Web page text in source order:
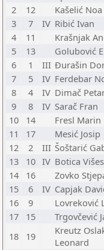
2
12 Kašelić Noa
3
7 IV Ribić Ivan
4
11 Krašnjak
5
13 Golubović
6
1 III Đurašin
7
5 IV Ferdebar
8
4 IV Dimač
9
8 IV Sarač Fran
10
14 Fresl Marin
11
17 Mesić Josip
12
2 III Šoštarić
13
10 IV Botica
14
16 Zovko
15
6 IV Capjak
16
9 Lovreković
17
15 Trgovčević
18
19
Kreutz
Leonard